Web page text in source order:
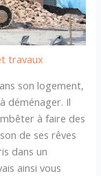
travaux
son logement,
déménager. Il
à faire des
de ses rêves
dans un
ainsi vous